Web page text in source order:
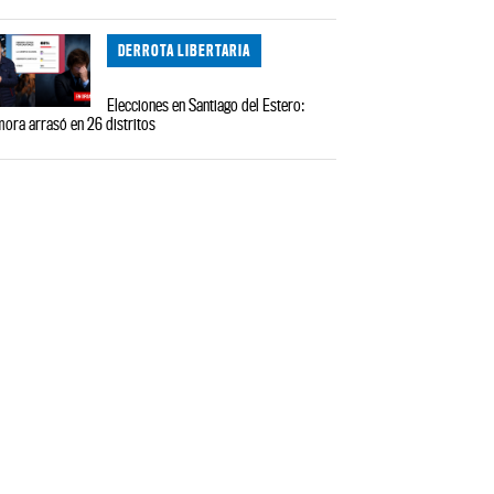
DERROTA LIBERTARIA
Elecciones en Santiago del Estero:
arrasó en 26 distritos